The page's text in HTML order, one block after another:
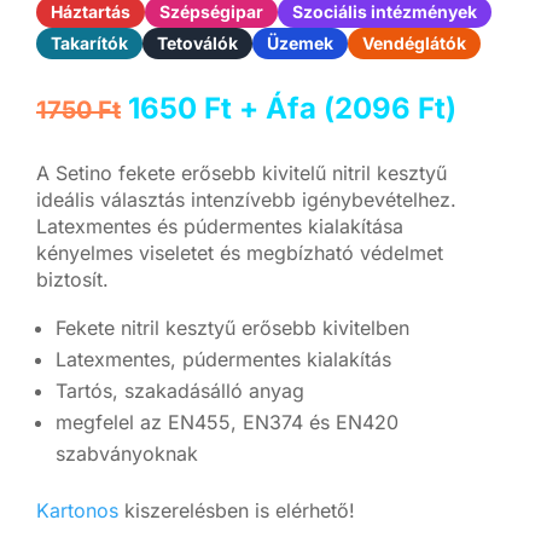
Háztartás
Szépségipar
Szociális intézmények
Takarítók
Tetoválók Üzemek Vendéglátók
1750Ft Original
was:
1750 Ft.
1650 FtCurrent
is:
1650 Ft.
+ Áfa (2096 Ft)
A Setino fekete erősebb kivitelű nitril kesztyű
ideális választás intenzívebb igénybevételhez.
Latexmentes és púdermentes kialakítása
kényelmes viseletet és megbízható védelmet
biztosít.
Fekete nitril kesztyű erősebb kivitelben
Latexmentes, púdermentes kialakítás
Tartós, szakadásálló anyag
megfelel az EN455, EN374 és EN420
szabványoknak
Kartonos kiszerelésben is elérhető!